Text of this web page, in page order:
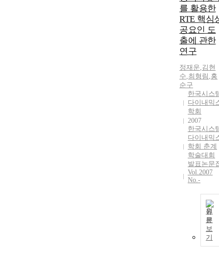
를 활용한
RTE 핵심
공요인 도
출에 관한
연구
정재운,김현
수,최형림 ,홍
순구
한국시스
다이내믹
학회
2007
한국시스
다이내믹
학회 춘계
학술대회
발표논문
Vol.2007
No.-
원
문
보
기